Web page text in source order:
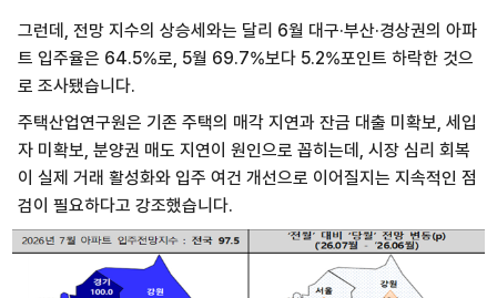
그런데, 전망 지수의 상승세와는 달리 6월 대구·부산·경상권의 아파
트 입주율은 64.5%로, 5월 69.7%보다 5.2%포인트 하락한 것으
로 조사됐습니다.
주택산업연구원은 기존 주택의 매각 지연과 잔금 대출 미확보, 세입
자 미확보, 분양권 매도 지연이 원인으로 꼽히는데, 시장 심리 회복
이 실제 거래 활성화와 입주 여건 개선으로 이어질지는 지속적인 점
검이 필요하다고 강조했습니다.